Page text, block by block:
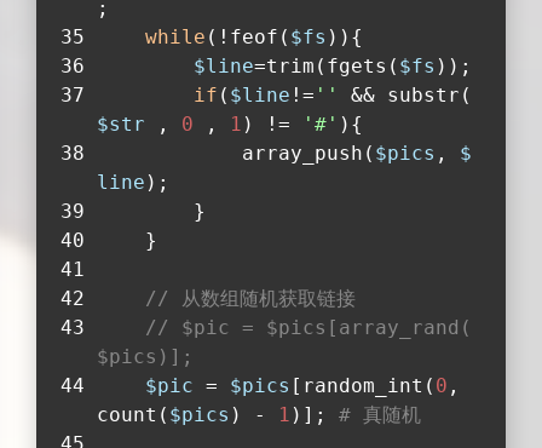
;
while (!feof( $fs )){
$line=trim(fgets( $fs ));
if ( $line != ''
&& substr(
$str , 0 , 1 ) != '#' ){
            array_push(
$pics , $
line );
        }
    }
// 从数组随机获取链接
// $pic = $pics[array_rand(
$pics)];
$pic = $pics [random_int( 0 ,
count( $pics ) - 1 )]; # 真随机